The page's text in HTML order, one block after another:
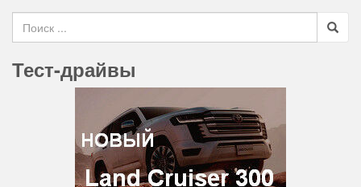
Тест-драйвы